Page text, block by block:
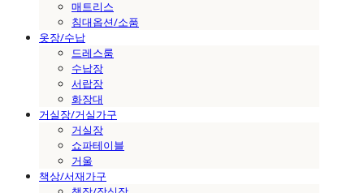
매트리스
침대옵션/소품
옷장/수납
드레스룸
수납장
서랍장
화장대
거실장/거실가구
거실장
쇼파테이블
거울
책상/서재가구